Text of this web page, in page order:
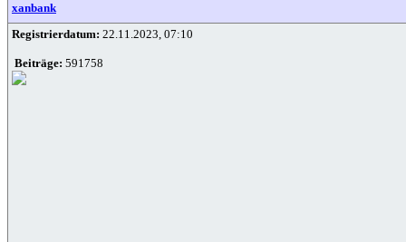
xanbank
Registrierdatum: 22.11.2023, 07:10
Beiträge: 591758